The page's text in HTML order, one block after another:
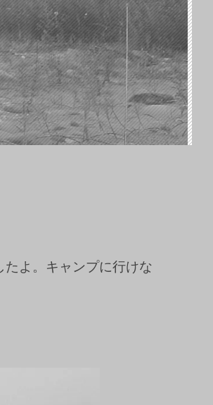
よ。キャンプに行けな